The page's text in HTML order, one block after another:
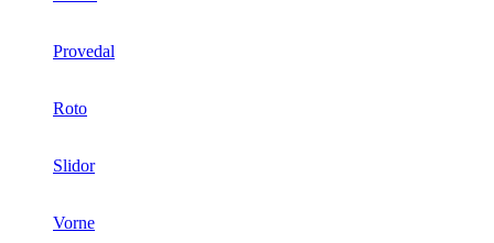
Provedal
Roto
Slidor
Vorne